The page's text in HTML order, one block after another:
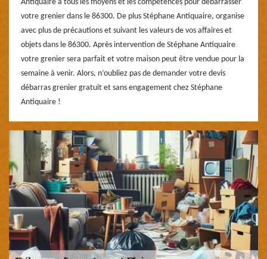
Antiquaire a tous les moyens et les compétences pour débarrasser
votre grenier dans le 86300. De plus Stéphane Antiquaire, organise
avec plus de précautions et suivant les valeurs de vos affaires et
objets dans le 86300. Après intervention de Stéphane Antiquaire
votre grenier sera parfait et votre maison peut être vendue pour la
semaine à venir. Alors, n’oubliez pas de demander votre devis
débarras grenier gratuit et sans engagement chez Stéphane
Antiquaire !